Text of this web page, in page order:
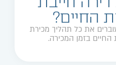
החיים?
את כל תהליך מכירת
החיים בזמן המכירה.